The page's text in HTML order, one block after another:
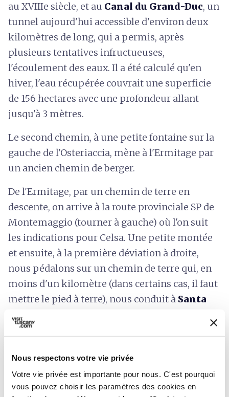
Nous respectons votre vie privée
Votre vie privée est importante pour nous. C'est pourquoi
vous pouvez choisir les paramètres des cookies en
au XVIIIe siècle, et au Canal du Grand-Duc, un
tunnel aujourd'hui accessible d'environ deux
kilomètres de long, qui a permis, après
plusieurs tentatives infructueuses,
l'écoulement des eaux. Il a été calculé qu'en
hiver, l'eau récupérée couvrait une superficie
de 156 hectares avec une profondeur allant
jusqu'à 3 mètres.
Le second chemin, à une petite fontaine sur la
gauche de l'Osteriaccia, mène à l'Ermitage par
un ancien chemin de berger.
De l'Ermitage, par un chemin de terre en
descente, on arrive à la route provinciale SP de
Montemaggio (tourner à gauche) où l'on suit
les indications pour Celsa. Une petite montée
et ensuite, à la première déviation à droite,
nous pédalons sur un chemin de terre qui, en
moins d'un kilomètre (dans certains cas, il faut
mettre le pied à terre), nous conduit à Santa
Colomba
un château, qui a subi de graves dommages en
Ventura de Giovanni Acuto (John Hawkwood),
condottiere anglais à la solde de Florence.